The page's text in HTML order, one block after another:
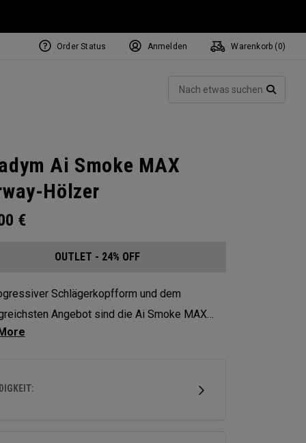
Order Status Anmelden Warenkorb ( 0)
Ai Smoke MAX
Hölzer
€
OUTLET - 24% OFF
Schlägerkopfform und dem
Angebot sind die Ai Smoke MAX
Hölzer die optimale Wahl für Spieler, die